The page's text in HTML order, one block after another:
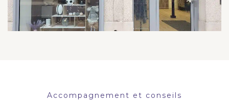
Accompagnement et conseils